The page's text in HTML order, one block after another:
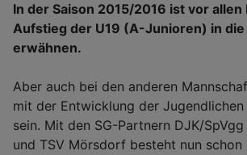
In der Saison 2015/2016 ist vor allen
Aufstieg der U19 (A-Junioren) in die
erwähnen.
Aber auch bei den anderen
mit der Entwicklung der
sein. Mit den SG-Partnern DJK/
und TSV Mörsdorf besteht nun schon